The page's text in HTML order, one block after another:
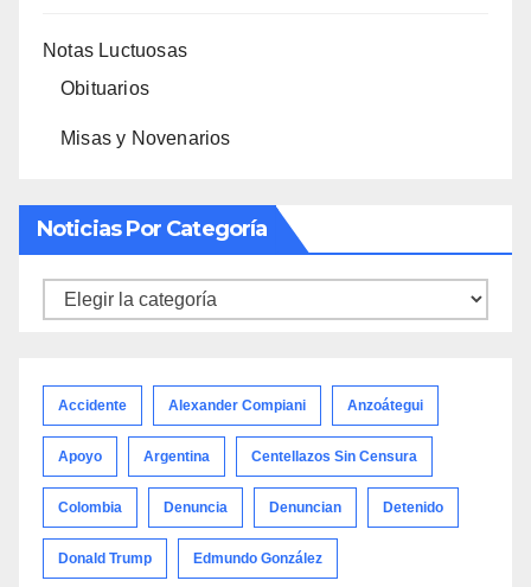
Notas Luctuosas
Obituarios
Misas y Novenarios
Noticias Por Categoría
Noticias
Accidente Alexander Compiani Anzoátegui
Apoyo Argentina Centellazos Sin Censura
Colombia Denuncia Denuncian Detenido
Donald Trump Edmundo González